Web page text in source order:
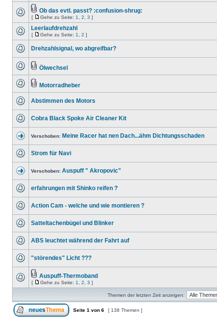
Ob das evtl. passt? :confusion-shrug:
[ Gehe zu Seite: 1 2 3 ]
Leerlaufdrehzahl
[ Gehe zu Seite: 1 2 ]
Drehzahlsignal, wo abgreifbar?
Ölwechsel
Motorradheber
Abstimmen des Motors
Cobra Black Spoke Air Cleaner Kit
Verschoben: Meine Racer hat nen Dach...ähm Dichtungsschaden
Strom für Navi
Verschoben: Auspuff " Akropovic"
erfahrungen mit Shinko reifen ?
Action Cam - welche und wie montieren ?
Satteltachenbügel und Blinker
ABS leuchtet während der Fahrt auf
"störendes" Licht ???
Auspuff-Thermoband
[ Gehe zu Seite: 1 2 3 ]
Themen der letzten Zeit anzeigen:
Seite 1 von 6 [ 138 Themen ]